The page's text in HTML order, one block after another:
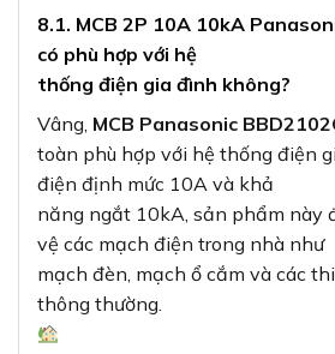
8.1. MCB 2P 10A 10kA
có phù hợp với hệ
thống điện gia đình không?
Vâng, MCB Panasonic
toàn phù hợp với hệ thống điện
điện định mức 10A và khả
năng ngắt 10kA, sản phẩm này
vệ các mạch điện trong nhà như
mạch đèn, mạch ổ cắm và các
thông thường.